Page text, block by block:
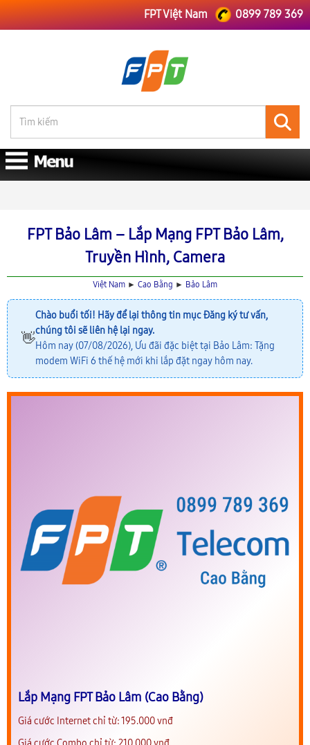
FPT Việt Nam 0899 789 369
FPT Bảo Lâm – Lắp Mạng FPT Bảo Lâm,
Truyền Hình, Camera
Việt Nam ► Cao Bằng ► Bảo Lâm
👋
Chào buổi tối! Hãy để lại thông tin mụcĐăng ký tư vấn,
chúng tôi sẽ liên hệ lại ngay.
Hôm nay (07/08/2026), Ưu đãi đặc biệt tại Bảo Lâm: Tặng
modem WiFi 6 thế hệ mới khi lắp đặt ngay hôm nay.
Lắp Mạng FPT Bảo Lâm (Cao Bằng)
Giá cước Internet chỉ từ: 195.000 vnđ